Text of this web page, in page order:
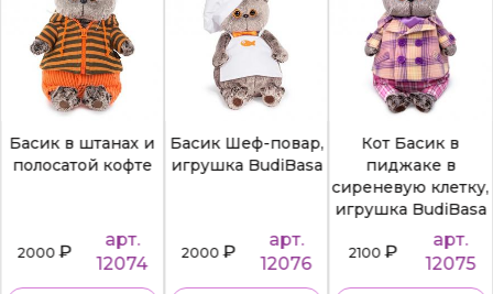
Басик в штанах и
полосатой кофте
2000₽
арт.
12074
Басик Шеф-повар,
игрушка BudiBasa
2000₽
арт.
12076
Кот Басик в
пиджаке в
сиреневую клетку,
игрушка BudiBasa
2100₽
арт.
12075